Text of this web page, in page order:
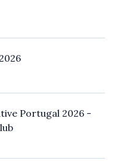
Portugal 2026 -